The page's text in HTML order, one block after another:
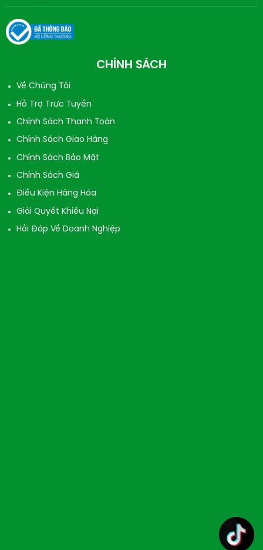
CHÍNH SÁCH
Về Chúng Tôi
Hỗ Trợ Trực Tuyến
Chính Sách Thanh Toán
Chính Sách Giao Hàng
Chính Sách Bảo Mật
Chính Sách Giá
Điều Kiện Hàng Hóa
Giải Quyết Khiếu Nại
Hỏi Đáp Về Doanh Nghiệp